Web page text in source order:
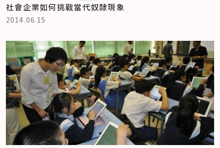
社會企業如何挑戰當代奴隸現象
2014.06.15